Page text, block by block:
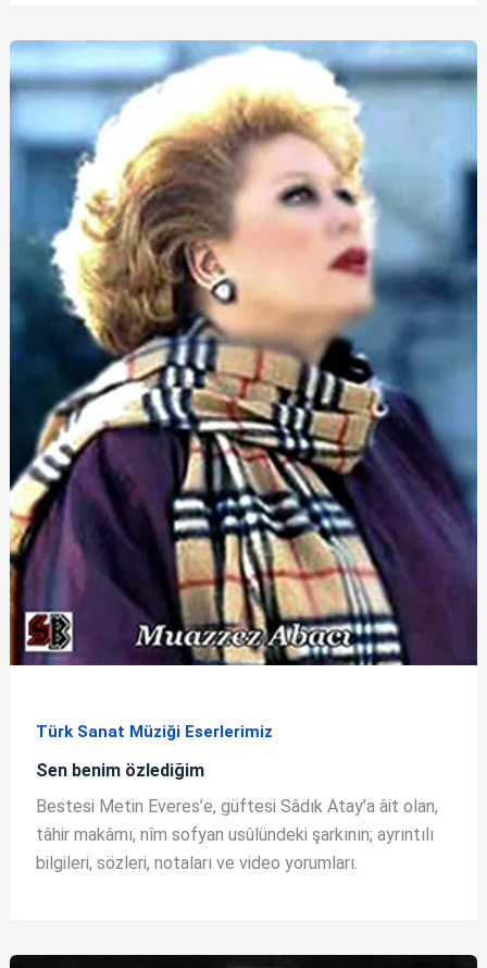
Türk Sanat Müziği Eserlerimiz
Sen benim özlediğim
Bestesi Metin Everes’e, güftesi Sâdık Atay’a âit olan,
tâhir makâmı, nîm sofyan usûlündeki şarkının; ayrıntılı
bilgileri, sözleri, notaları ve video yorumları.